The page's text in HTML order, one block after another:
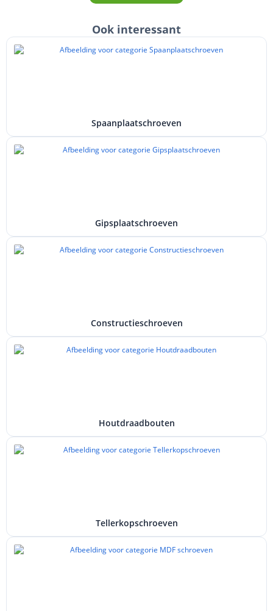
Ook interessant
Spaanplaatschroeven
Gipsplaatschroeven
Constructieschroeven
Houtdraadbouten
Tellerkopschroeven